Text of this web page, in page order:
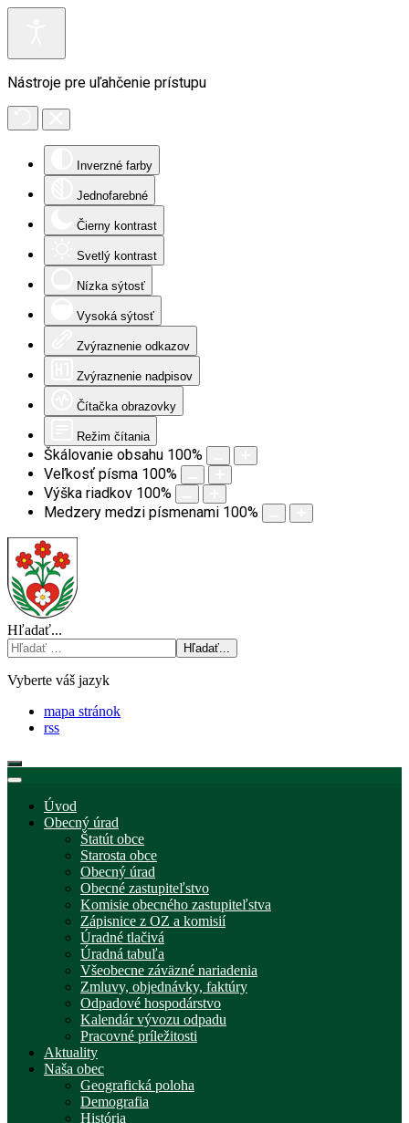
Nástroje pre uľahčenie prístupu
Inverzné farby
Jednofarebné
Čierny kontrast
Svetlý kontrast
Nízka sýtosť
Vysoká sýtosť
Zvýraznenie odkazov
Zvýraznenie nadpisov
Čítačka obrazovky
Režim čítania
Škálovanie obsahu 100%
Veľkosť písma 100%
Výška riadkov 100%
Medzery medzi písmenami 100%
Hľadať...
Hľadať...
Vyberte váš jazyk
mapa stránok
rss
Úvod
Obecný úrad
Štatút obce
Starosta obce
Obecný úrad
Obecné zastupiteľstvo
Komisie obecného zastupiteľstva
Zápisnice z OZ a komisií
Úradné tlačivá
Úradná tabuľa
Všeobecne záväzné nariadenia
Zmluvy, objednávky, faktúry
Odpadové hospodárstvo
Kalendár vývozu odpadu
Pracovné príležitosti
Aktuality
Naša obec
Geografická poloha
Demografia
História